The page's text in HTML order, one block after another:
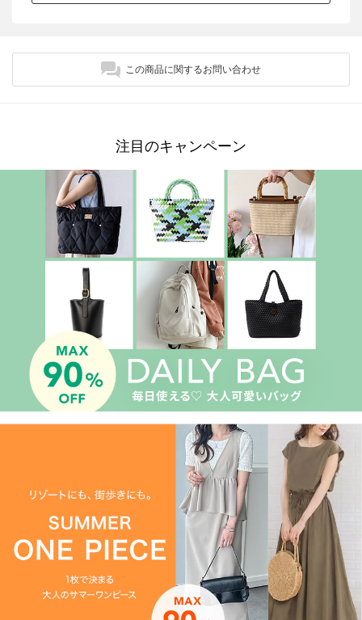
この商品に関するお問い合わせ
注目のキャンペーン